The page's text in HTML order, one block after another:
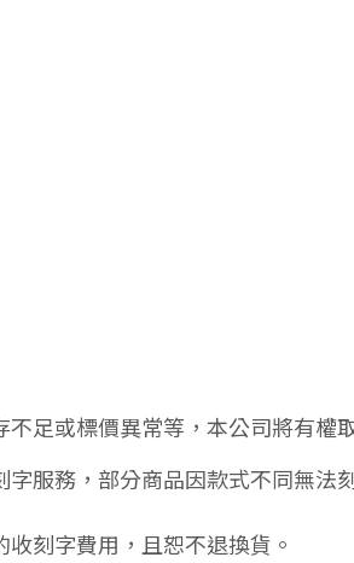
不足或標價異常等，本公司將有權
字服務，部分商品因款式不同無
刻字費用，且恕不退換貨。